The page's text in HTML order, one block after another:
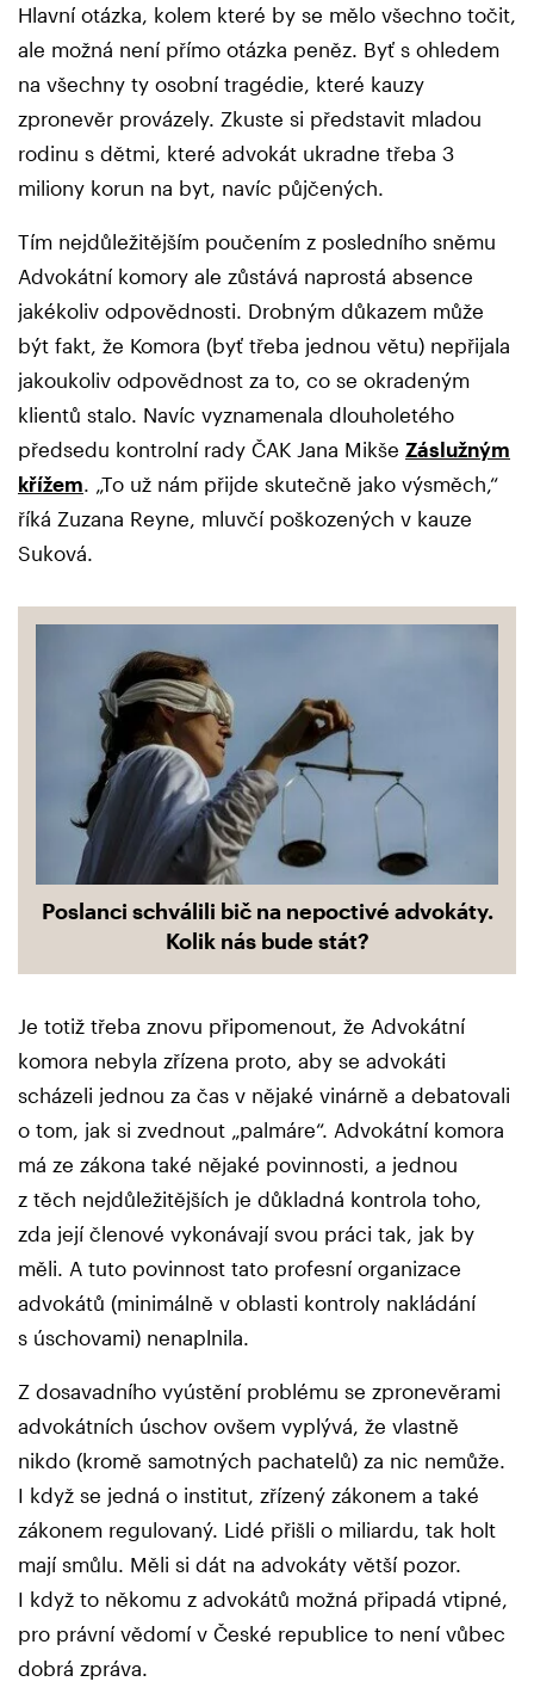
Hlavní otázka, kolem které by se mělo všechno točit,
ale možná není přímo otázka peněz. Byť s ohledem
na všechny ty osobní tragédie, které kauzy
zpronevěr provázely. Zkuste si představit mladou
rodinu s dětmi, které advokát ukradne třeba 3
miliony korun na byt, navíc půjčených.
Tím nejdůležitějším poučením z posledního sněmu
Advokátní komory ale zůstává naprostá absence
jakékoliv odpovědnosti. Drobným důkazem může
být fakt, že Komora (byť třeba jednou větu) nepřijala
jakoukoliv odpovědnost za to, co se okradeným
klientů stalo. Navíc vyznamenala dlouholetého
předsedu kontrolní rady ČAK Jana Mikše Záslužným
křížem . „To už nám přijde skutečně jako výsměch,“
říká Zuzana Reyne, mluvčí poškozených v kauze
Suková.
Poslanci schválili bič na nepoctivé advokáty.
Kolik nás bude stát?
Je totiž třeba znovu připomenout, že Advokátní
komora nebyla zřízena proto, aby se advokáti
scházeli jednou za čas v nějaké vinárně a debatovali
o tom, jak si zvednout „palmáre“. Advokátní komora
má ze zákona také nějaké povinnosti, a jednou
z těch nejdůležitějších je důkladná kontrola toho,
zda její členové vykonávají svou práci tak, jak by
měli. A tuto povinnost tato profesní organizace
advokátů (minimálně v oblasti kontroly nakládání
s úschovami) nenaplnila.
Z dosavadního vyústění problému se zpronevěrami
advokátních úschov ovšem vyplývá, že vlastně
nikdo (kromě samotných pachatelů) za nic nemůže.
I když se jedná o institut, zřízený zákonem a také
zákonem regulovaný. Lidé přišli o miliardu, tak holt
mají smůlu. Měli si dát na advokáty větší pozor.
I když to někomu z advokátů možná připadá vtipné,
pro právní vědomí v České republice to není vůbec
dobrá zpráva.